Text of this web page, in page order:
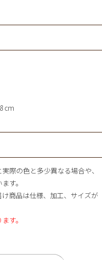
cm
際の色と多少異なる場合や、
す。
商品は仕様、加工、サイズが
す。